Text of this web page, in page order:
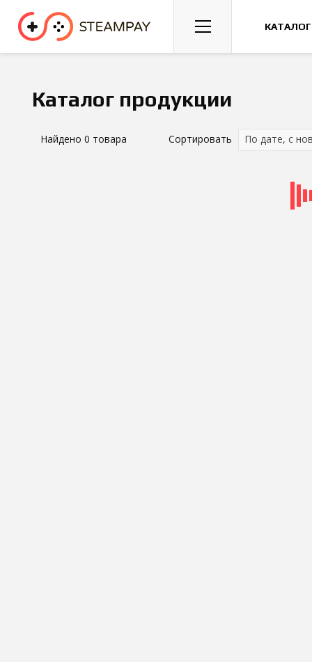
Спорт Гонки Казуальные
Каталог продукции
Найдено 0 товара Сортировать По дате, с